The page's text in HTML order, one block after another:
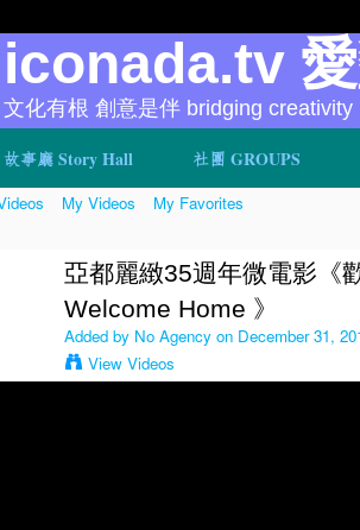
故事廳 Story Hall 社團 GROUPS
iconada.tv
文化有根 創意是伴 bridging creativity
My Videos My Favorites
亞都麗緻35週年微電影《
Welcome Home 》
Added by No Agencyon December 31,
View Videos